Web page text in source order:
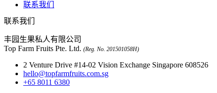
联系我们
联系我们
丰园生果私人有限公司
Top Farm Fruits Pte. Ltd. (Reg. No. 201501058H)
2 Venture Drive #14-02 Vision Exchange Singapore 608526
hello@topfarmfruits.com.sg
+65 8011 6380